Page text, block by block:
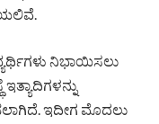
ನಿಭಾಯಿಸಲು
ಇದೀಗ ಮೊದಲು